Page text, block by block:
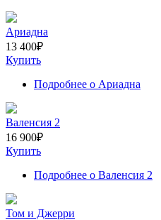
Ариадна
13 400₽
Купить
Подробнее о Ариадна
Валенсия 2
16 900₽
Купить
Подробнее о Валенсия 2
Том и Джерри